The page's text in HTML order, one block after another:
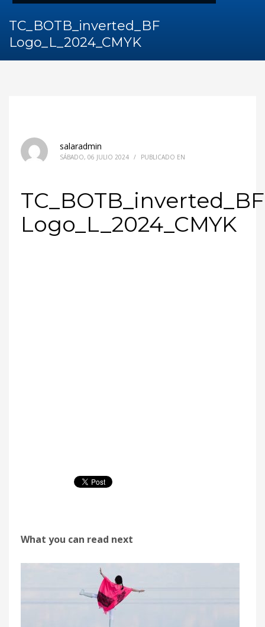
TC_BOTB_inverted_BF
Logo_L_2024_CMYK
salaradmin
SÁBADO, 06 JULIO 2024 / PUBLICADO EN
TC_BOTB_inverted_BF
Logo_L_2024_CMYK
What you can read next